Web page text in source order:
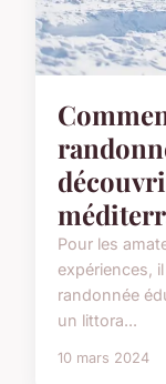
Pour les
expériences,
randonnée
un littora...
10 mars 2024